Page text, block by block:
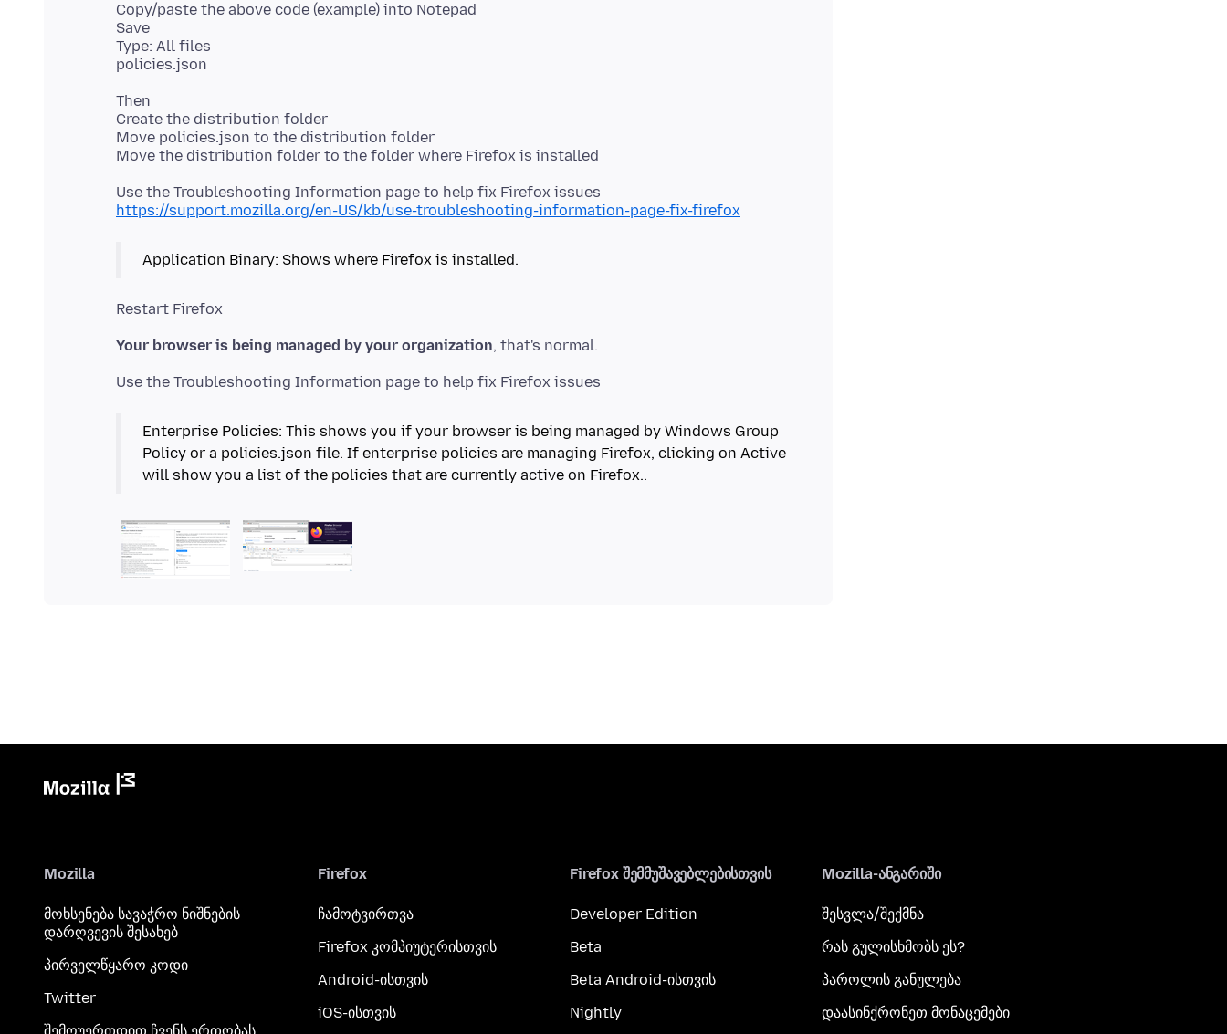
Copy/paste the above code (example) into Notepad
Save
Type: All files
Then
Create the distribution folder
Move policies.json to the distribution folder
https://support.mozilla.org/en-US/kb/use-troubleshooting-information-page-fix-firefox
Application Binary: Shows where Firefox is installed.
Your browser is being managed by your organization
Enterprise Policies: This shows you if your browser is being managed by Windows Group
Policy or a policies.json file. If enterprise policies are managing Firefox, clicking on Active
will show you a list of the policies that are currently active on Firefox..
Mozilla
მოხსენება სავაჭრო ნიშნების
დარღვევის შესახებ
პირველწყარო კოდი
Twitter
Firefox
ჩამოტვირთვა
Firefox კომპიუტერისთვის
Android-ისთვის
iOS-ისთვის
Firefox შემმუშავებლებისთვის
Developer Edition
Beta
Beta Android-ისთვის
Nightly
Mozilla-ანგარიში
შესვლა/შექმნა
რას გულისხმობს ეს?
პაროლის განულება
დაასინქრონეთ მონაცემები